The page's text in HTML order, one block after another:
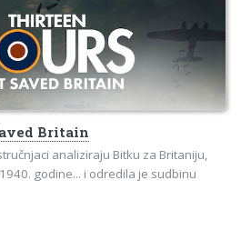
Britain
analiziraju Bitku za Britaniju,
godine... i odredila je sudbinu